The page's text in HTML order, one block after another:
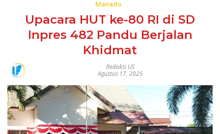
Manado
Upacara HUT ke-80 RI di SD
Inpres 482 Pandu Berjalan
Khidmat
Redaksi US
Agustus 17, 2025